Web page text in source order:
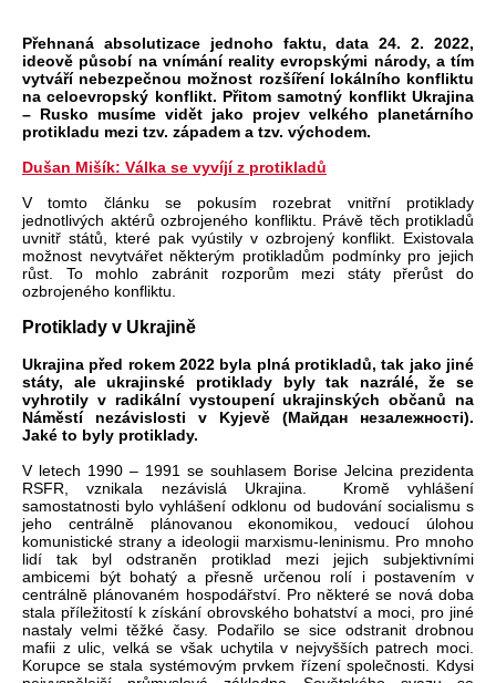
Přehnaná absolutizace jednoho faktu, data 24. 2. 2022,
ideově působí na vnímání reality evropskými národy, a tím
vytváří nebezpečnou možnost rozšíření lokálního konfliktu
na celoevropský konflikt. Přitom samotný konflikt Ukrajina
– Rusko musíme vidět jako projev velkého planetárního
protikladu mezi tzv. západem a tzv. východem.
Dušan Mišík: Válka se vyvíjí z protikladů
V tomto článku se pokusím rozebrat vnitřní protiklady
jednotlivých aktérů ozbrojeného konfliktu. Právě těch protikladů
uvnitř států, které pak vyústily v ozbrojený konflikt. Existovala
možnost nevytvářet některým protikladům podmínky pro jejich
růst. To mohlo zabránit rozporům mezi státy přerůst do
ozbrojeného konfliktu.
Protiklady v Ukrajině
Ukrajina před rokem 2022 byla plná protikladů, tak jako jiné
státy, ale ukrajinské protiklady byly tak nazrálé, že se
vyhrotily v radikální vystoupení ukrajinských občanů na
Náměstí nezávislosti v Kyjevě (Майдан незалежності).
Jaké to byly protiklady.
V letech 1990 – 1991 se souhlasem Borise Jelcina prezidenta
RSFR, vznikala nezávislá Ukrajina. Kromě vyhlášení
samostatnosti bylo vyhlášení odklonu od budování socialismu s
jeho centrálně plánovanou ekonomikou, vedoucí úlohou
komunistické strany a ideologii marxismu-leninismu. Pro mnoho
lidí tak byl odstraněn protiklad mezi jejich subjektivními
ambicemi být bohatý a přesně určenou rolí i postavením v
centrálně plánovaném hospodářství. Pro některé se nová doba
stala příležitostí k získání obrovského bohatství a moci, pro jiné
nastaly velmi těžké časy. Podařilo se sice odstranit drobnou
mafii z ulic, velká se však uchytila v nejvyšších patrech moci.
Korupce se stala systémovým prvkem řízení společnosti. Kdysi